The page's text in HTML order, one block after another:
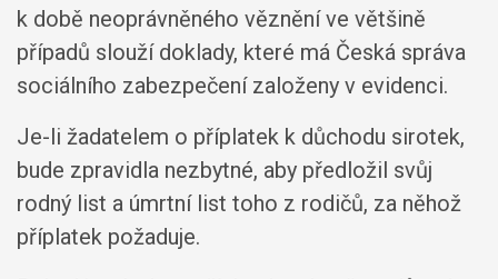
k době neoprávněného věznění ve většině
případů slouží doklady, které má Česká správa
sociálního zabezpečení založeny v evidenci.
Je-li žadatelem o příplatek k důchodu sirotek,
bude zpravidla nezbytné, aby předložil svůj
rodný list a úmrtní list toho z rodičů, za něhož
příplatek požaduje.